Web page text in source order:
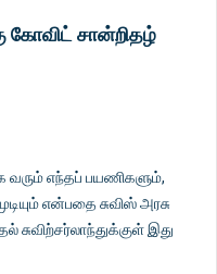
கோவிட் சான்றிதழ்
வரும் எந்தப் பயணிகளும்,
என்பதை சுவிஸ் அரசு
சுவிற்சர்லாந்துக்குள் இது